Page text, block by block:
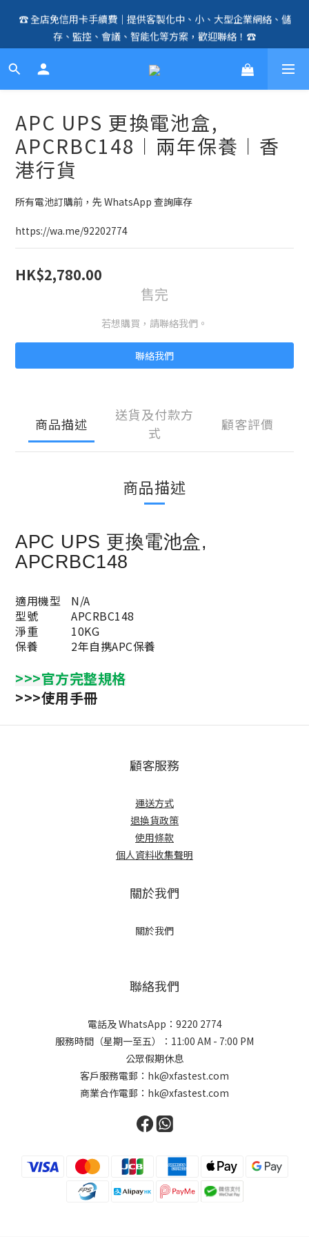
🛍️  全店免信用卡手續費、購物滿 HK$1000，即享免運優惠！
（SSD、HDD、UPS 除外）🛍️
☎️ 全店免信用卡手續費｜提供客製化中、小、大型企業網絡、儲
存、監控、會議、智能化等方案，歡迎聯絡！☎️
🛍️  全店免信用卡手續費、購物滿 HK$1000，即享免運優惠！
APC UPS 更換電池盒,
APCRBC148︱兩年保養︱香
港行貨
所有電池訂購前，先 WhatsApp 查詢庫存
https://wa.me/92202774
HK$2,780.00
售完
若想購買，請聯絡我們。
聯絡我們
商品描述
送貨及付款方
式
顧客評價
商品描述
APC UPS 更換電池盒,
APCRBC148
適用機型
N/A
型號
APCRBC148
淨重
10KG
保養
2年自携APC保養
>>>官方完整規格
>>>使用手冊
顧客服務
運送方式
退換貨政策
使用條款
個人資料收集聲明
關於我們
關於我們
聯絡我們
電話及 WhatsApp：9220 2774
服務時間（星期一至五）：11:00 AM - 7:00 PM
公眾假期休息
客戶服務電郵：hk@xfastest.com
商業合作電郵：hk@xfastest.com